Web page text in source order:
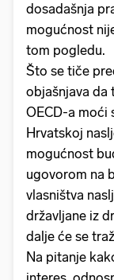
dosadašnja
mogućnost
tom pogledu.
Što se tiče
objašnjava da
OECD-a moći
Hrvatskoj
mogućnost
ugovorom na
vlasništva
državljane iz
dalje će se
Na pitanje